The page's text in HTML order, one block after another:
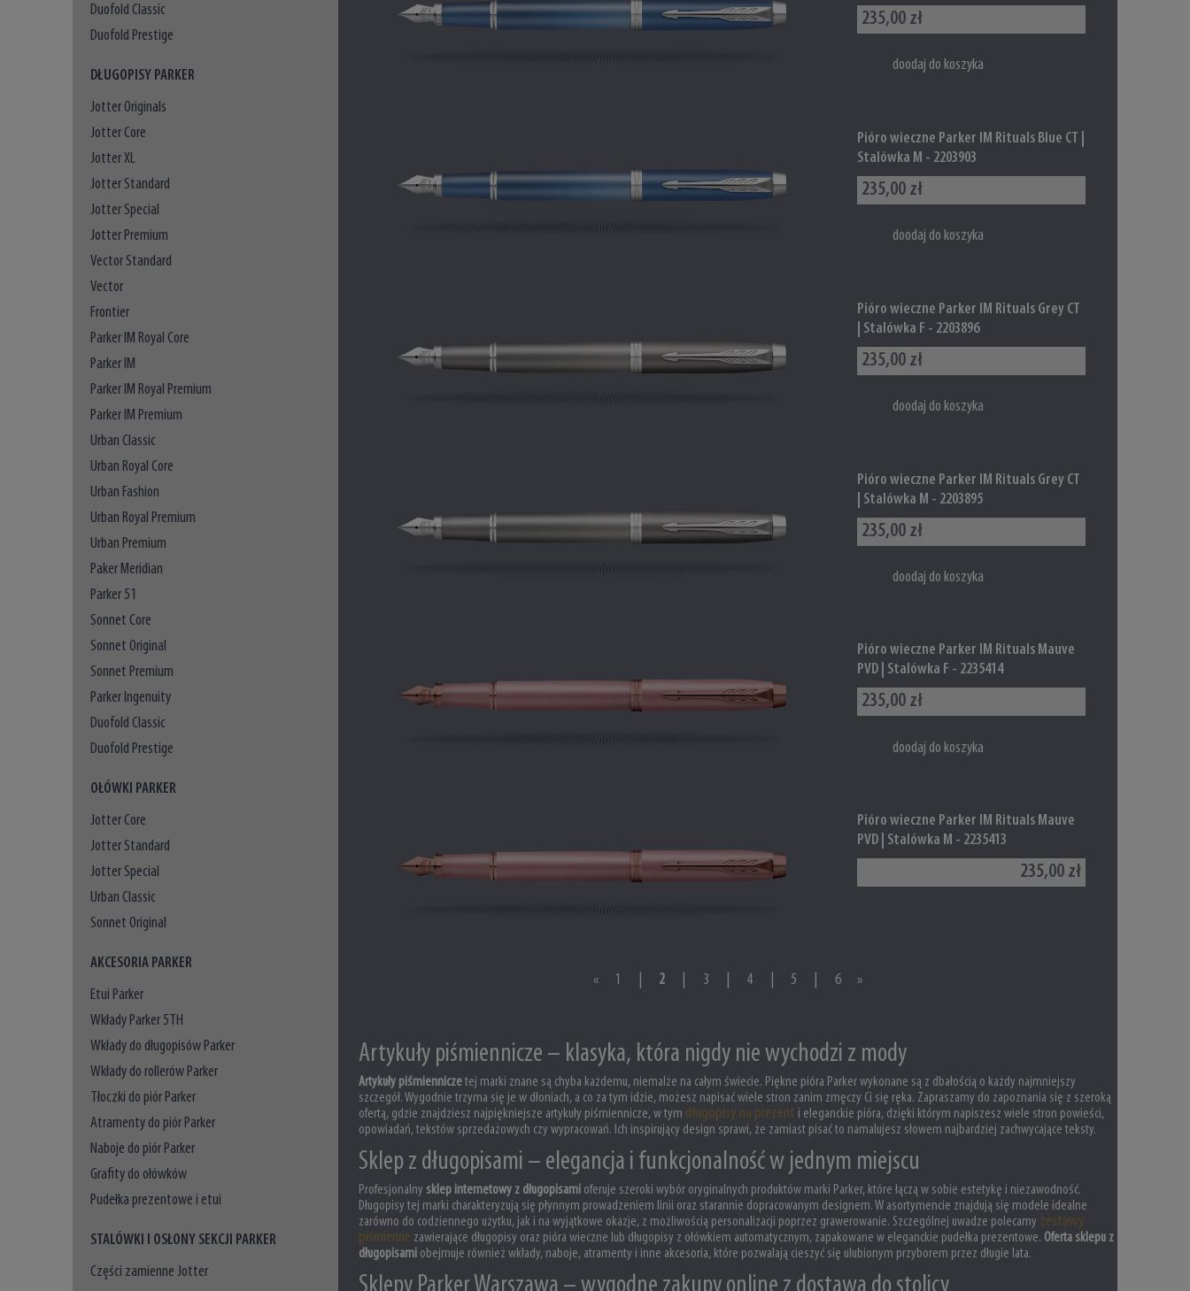
Duofold Classic
Duofold Prestige
DŁUGOPISY PARKER
Jotter Originals
Jotter Core
Jotter XL
Jotter Standard
Jotter Special
Jotter Premium
Vector Standard
Vector
Frontier
Parker IM Royal Core
Parker IM
Parker IM Royal Premium
Parker IM Premium
Urban Classic
Urban Royal Core
Urban Fashion
Urban Royal Premium
Urban Premium
Paker Meridian
Parker 51
Sonnet Core
Sonnet Original
Sonnet Premium
Parker Ingenuity
Duofold Classic
Duofold Prestige
OŁÓWKI PARKER
Jotter Core
Jotter Standard
Jotter Special
Urban Classic
Sonnet Original
AKCESORIA PARKER
Etui Parker
Wkłady Parker 5TH
Wkłady do długopisów Parker
Wkłady do rollerów Parker
Tłoczki do piór Parker
Atramenty do piór Parker
Naboje do piór Parker
Grafity do ołówków
Pudełka prezentowe i etui
STALÓWKI I OSŁONY SEKCJI PARKER
Części zamienne Jotter
235,00 zł
doodaj do koszyka
Pióro wieczne Parker IM Rituals Blue CT |
Stalówka M - 2203903
235,00 zł
doodaj do koszyka
Pióro wieczne Parker IM Rituals Grey CT
| Stalówka F - 2203896
235,00 zł
doodaj do koszyka
Pióro wieczne Parker IM Rituals Grey CT
| Stalówka M - 2203895
235,00 zł
doodaj do koszyka
Pióro wieczne Parker IM Rituals Mauve
PVD | Stalówka F - 2235414
235,00 zł
doodaj do koszyka
Pióro wieczne Parker IM Rituals Mauve
PVD | Stalówka M - 2235413
235,00 zł
« 1 2 3 4 5 6 »
Artykuły piśmiennicze – klasyka, która nigdy nie wychodzi z mody
Artykuły piśmienniczetej marki znane są chyba każdemu, niemalże na całym świecie. Piękne pióra Parker wykonane są z dbałością o każdy najmniejszy
szczegół. Wygodnie trzyma się je w dłoniach, a co za tym idzie, możesz napisać wiele stron zanim zmęczy Ci się ręka. Zapraszamy do zapoznania się z szeroką
ofertą, gdzie znajdziesz najpiękniejsze artykuły piśmiennicze, w tym długopisy na prezent i eleganckie pióra, dzięki którym napiszesz wiele stron powieści,
opowiadań, tekstów sprzedażowych czy wypracowań. Ich inspirujący design sprawi, że zamiast pisać to namalujesz słowem najbardziej zachwycające teksty.
Sklep z długopisami – elegancja i funkcjonalność w jednym miejscu
Profesjonalny sklep internetowy z długopisami oferuje szeroki wybór oryginalnych produktów marki Parker, które łączą w sobie estetykę i niezawodność.
Długopisy tej marki charakteryzują się płynnym prowadzeniem linii oraz starannie dopracowanym designem. W asortymencie znajdują się modele idealne
zarówno do codziennego użytku, jak i na wyjątkowe okazje, z możliwością personalizacji poprzez grawerowanie. Szczególnej uwadze polecamy zestawy
piśmienne zawierające długopisy oraz pióra wieczne lub długopisy z ołówkiem automatycznym, zapakowane w eleganckie pudełka prezentowe. Oferta sklepu z
długopisami obejmuje również wkłady, naboje, atramenty i inne akcesoria, które pozwalają cieszyć się ulubionym przyborem przez długie lata.